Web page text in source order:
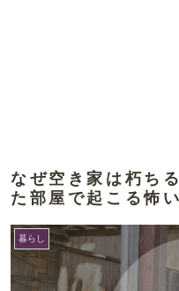
なぜ空き家は朽ち
た部屋で起こる怖
暮らし